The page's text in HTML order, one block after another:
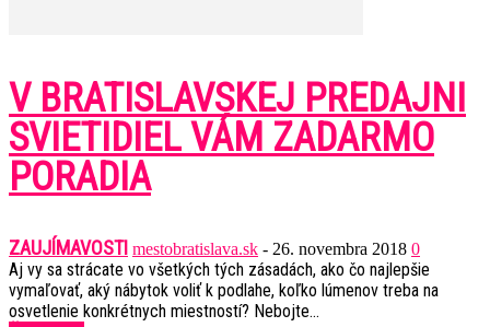
V BRATISLAVSKEJ PREDAJNI
SVIETIDIEL VÁM ZADARMO
PORADIA
ZAUJÍMAVOSTI mestobratislava.sk - 26. novembra 2018 0
Aj vy sa strácate vo všetkých tých zásadách, ako čo najlepšie
vymaľovať, aký nábytok voliť k podlahe, koľko lúmenov treba na
osvetlenie konkrétnych miestností? Nebojte...